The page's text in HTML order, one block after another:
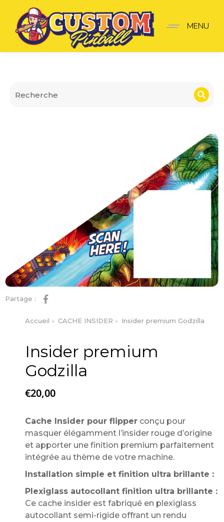
Insider premium
MENU
Partage :
Vous êtes ici :
Accueil CACHE INSIDER Insider premium Godzilla
Insider premium
Godzilla
€20,00
Cache Insider pour flipper conçu pour
masquer élégamment l’insider rouge d’origine
et apporter une finition premium parfaitement
intégrée au thème de votre machine.
Installation simple et finition ultra brillante :
Plexiglass autocollant finition ultra brillante :
Ce cache insider est fabriqué en plexiglass
autocollant semi-rigide offrant un rendu